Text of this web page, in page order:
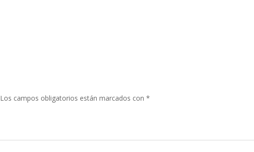
Los campos obligatorios están marcados con*